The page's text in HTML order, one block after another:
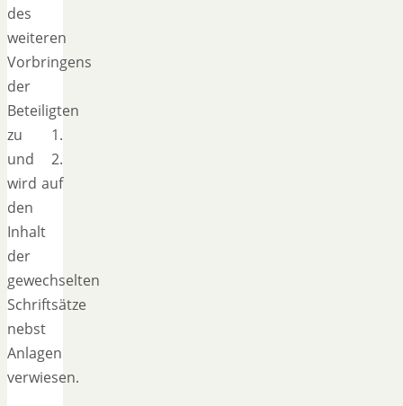
des
weiteren
Vorbringens
der
Beteiligten
zu 1.
und 2.
wird auf
den
Inhalt
der
gewechselten
Schriftsätze
nebst
Anlagen
verwiesen.